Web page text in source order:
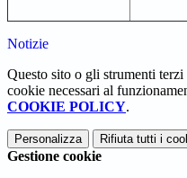
Notizie
Questo sito o gli strumenti
cookie necessari al
COOKIE POLICY.
Personalizza Rifiuta tutti i
Gestione cookie